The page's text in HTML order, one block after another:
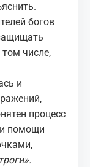
богов
числе,
и
процесс
помощи